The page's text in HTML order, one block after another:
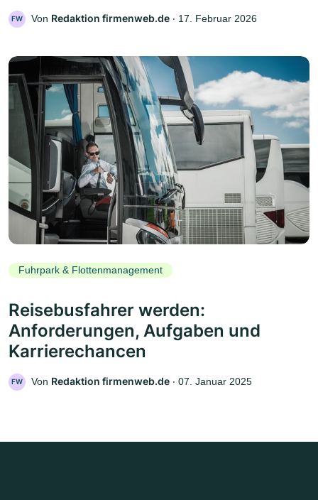
FW Von Redaktion firmenweb.de ‧ 17. Februar 2026
Fuhrpark & Flottenmanagement
Reisebusfahrer werden:
Anforderungen, Aufgaben und
Karrierechancen
FW Von Redaktion firmenweb.de ‧ 07. Januar 2025